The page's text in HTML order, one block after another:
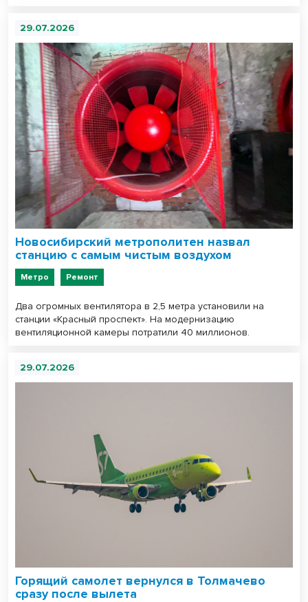
29.07.2026
Новосибирский метрополитен назвал
станцию с самым чистым воздухом
Метро Ремонт
Два огромных вентилятора в 2,5 метра установили на
станции «Красный проспект». На модернизацию
вентиляционной камеры потратили 40 миллионов.
29.07.2026
Горящий самолет вернулся в Толмачево
сразу после вылета